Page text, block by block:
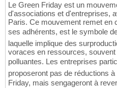
Le Green Friday est un
d'associations et d'entreprises,
Paris. Ce mouvement remet en
ses adhérents, est le symbole
laquelle implique des
voraces en ressources,
polluantes. Les entreprises
proposeront pas de réductions
Friday, mais sengageront à